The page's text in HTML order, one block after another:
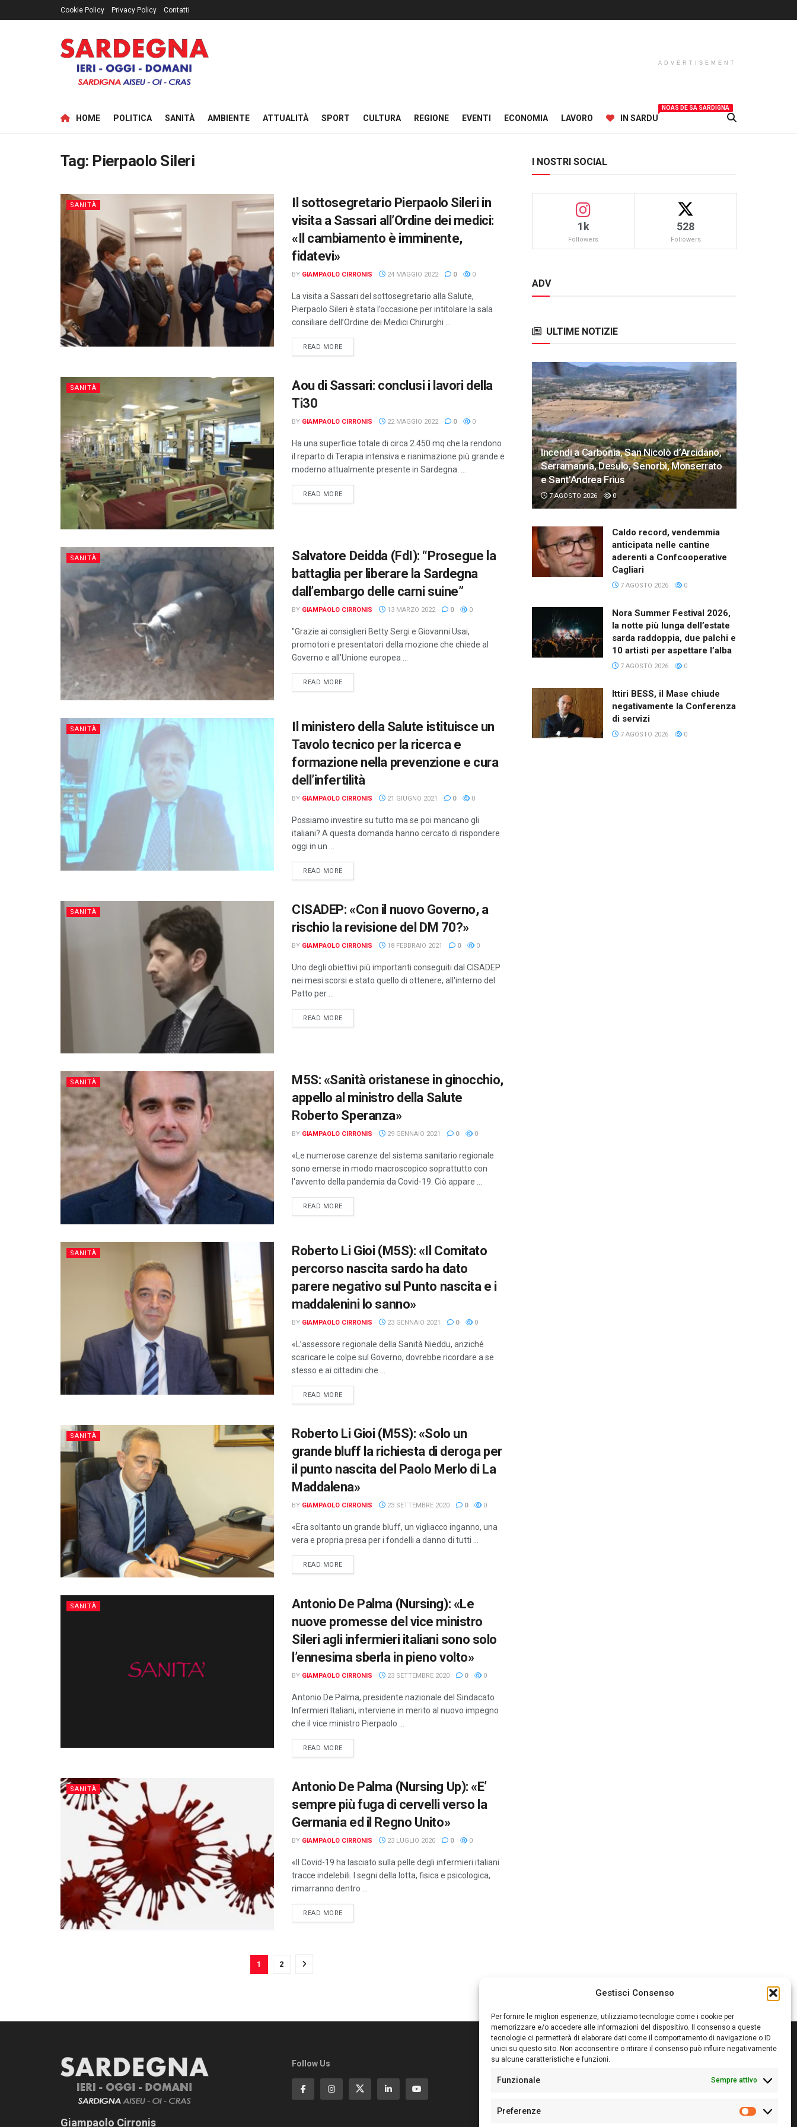
Gestisci Consenso
Per fornire le migliori esperienze, utilizziamo tecnologie come i cookie per
memorizzare e/o accedere alle informazioni del dispositivo. Il consenso a queste
tecnologie ci permetterà di elaborare dati come il comportamento di navigazione o ID
unici su questo sito. Non acconsentire o ritirare il consenso può influire negativamente
su alcune caratteristiche e funzioni.
Funzionale Sempre attivo
Preferenze
Cookie Policy Privacy Policy Contatti
ADVERTISEMENT
HOME POLITICA SANITÀ AMBIENTE ATTUALITÀ SPORT CULTURA REGIONE EVENTI ECONOMIA LAVORO IN SARDU
NOAS DE SA SARDIGNA
Tag: Pierpaolo Sileri
SANITÀ
Il sottosegretario Pierpaolo Sileri in
visita a Sassari all’Ordine dei medici:
«Il cambiamento è imminente,
fidatevi»
BY GIAMPAOLO CIRRONIS 24 MAGGIO 2022 0 0
La visita a Sassari del sottosegretario alla Salute,
Pierpaolo Sileri è stata l’occasione per intitolare la sala
consiliare dell’Ordine dei Medici Chirurghi ...
READ MOREDETAILS
SANITÀ
Aou di Sassari: conclusi i lavori della
Ti30
BY GIAMPAOLO CIRRONIS 22 MAGGIO 2022 0 0
Ha una superficie totale di circa 2.450 mq che la rendono
il reparto di Terapia intensiva e rianimazione più grande e
moderno attualmente presente in Sardegna. ...
READ MOREDETAILS
SANITÀ
Salvatore Deidda (FdI): “Prosegue la
battaglia per liberare la Sardegna
dall’embargo delle carni suine”
BY GIAMPAOLO CIRRONIS 13 MARZO 2022 0 0
"Grazie ai consiglieri Betty Sergi e Giovanni Usai,
promotori e presentatori della mozione che chiede al
Governo e all'Unione europea ...
READ MOREDETAILS
SANITÀ
Il ministero della Salute istituisce un
Tavolo tecnico per la ricerca e
formazione nella prevenzione e cura
dell’infertilità
BY GIAMPAOLO CIRRONIS 21 GIUGNO 2021 0 0
Possiamo investire su tutto ma se poi mancano gli
italiani? A questa domanda hanno cercato di rispondere
oggi in un ...
READ MOREDETAILS
SANITÀ
CISADEP: «Con il nuovo Governo, a
rischio la revisione del DM 70?»
BY GIAMPAOLO CIRRONIS 18 FEBBRAIO 2021 0 0
Uno degli obiettivi più importanti conseguiti dal CISADEP
nei mesi scorsi e stato quello di ottenere, all'interno del
Patto per ...
READ MOREDETAILS
SANITÀ
M5S: «Sanità oristanese in ginocchio,
appello al ministro della Salute
Roberto Speranza»
BY GIAMPAOLO CIRRONIS 29 GENNAIO 2021 0 0
«Le numerose carenze del sistema sanitario regionale
sono emerse in modo macroscopico soprattutto con
l'avvento della pandemia da Covid-19. Ciò appare ...
READ MOREDETAILS
SANITÀ
Roberto Li Gioi (M5S): «Il Comitato
percorso nascita sardo ha dato
parere negativo sul Punto nascita e i
maddalenini lo sanno»
BY GIAMPAOLO CIRRONIS 23 GENNAIO 2021 0 0
«L’assessore regionale della Sanità Nieddu, anziché
scaricare le colpe sul Governo, dovrebbe ricordare a se
stesso e ai cittadini che ...
READ MOREDETAILS
SANITÀ
Roberto Li Gioi (M5S): «Solo un
grande bluff la richiesta di deroga per
il punto nascita del Paolo Merlo di La
Maddalena»
BY GIAMPAOLO CIRRONIS 23 SETTEMBRE 2020 0 0
«Era soltanto un grande bluff, un vigliacco inganno, una
vera e propria presa per i fondelli a danno di tutti ...
READ MOREDETAILS
SANITÀ
Antonio De Palma (Nursing): «Le
nuove promesse del vice ministro
Sileri agli infermieri italiani sono solo
l’ennesima sberla in pieno volto»
BY GIAMPAOLO CIRRONIS 23 SETTEMBRE 2020 0 0
Antonio De Palma, presidente nazionale del Sindacato
Infermieri Italiani, interviene in merito al nuovo impegno
che il vice ministro Pierpaolo ...
READ MOREDETAILS
SANITÀ
Antonio De Palma (Nursing Up): «E’
sempre più fuga di cervelli verso la
Germania ed il Regno Unito»
BY GIAMPAOLO CIRRONIS 23 LUGLIO 2020 0 0
«Il Covid-19 ha lasciato sulla pelle degli infermieri italiani
tracce indelebili. I segni della lotta, fisica e psicologica,
rimarranno dentro ...
READ MOREDETAILS
1 2
I NOSTRI SOCIAL
1k
Followers
528
Followers
ADV
ULTIME NOTIZIE
Incendi a Carbonia, San Nicolò d’Arcidano,
Serramanna, Desulo, Senorbì, Monserrato
e Sant’Andrea Frius
7 AGOSTO 2026 0
Caldo record, vendemmia
anticipata nelle cantine
aderenti a Confcooperative
Cagliari
7 AGOSTO 2026 0
Nora Summer Festival 2026,
la notte più lunga dell’estate
sarda raddoppia, due palchi e
10 artisti per aspettare l’alba
7 AGOSTO 2026 0
Ittiri BESS, il Mase chiude
negativamente la Conferenza
di servizi
7 AGOSTO 2026 0
Giampaolo Cirronis
Follow Us Editore:Giampaolo Cirronis Ditta individuale
Sede:
N° di iscrizione al ROC: